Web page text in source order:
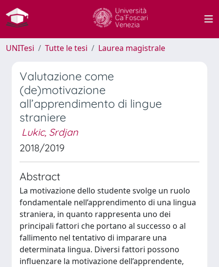
UNITesi Tutte le tesi Laurea magistrale
Valutazione come
(de)motivazione
all’apprendimento di lingue
straniere
Lukic, Srdjan
2018/2019
Abstract
La motivazione dello studente svolge un ruolo
fondamentale nell’apprendimento di una lingua
straniera, in quanto rappresenta uno dei
principali fattori che portano al successo o al
fallimento nel tentativo di imparare una
determinata lingua. Diversi fattori possono
influenzare la motivazione dell’apprendente,